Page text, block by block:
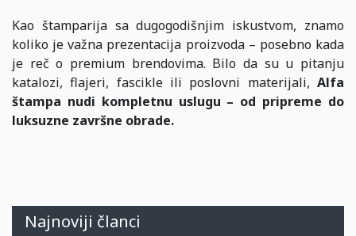
Kao štamparija sa dugogodišnjim iskustvom, znamo
koliko je važna prezentacija proizvoda – posebno kada
je reč o premium brendovima. Bilo da su u pitanju
katalozi, flajeri, fascikle ili poslovni materijali, Alfa
štampa nudi kompletnu uslugu – od pripreme do
luksuzne završne obrade.
Najnoviji članci